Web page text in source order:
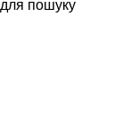
для пошуку